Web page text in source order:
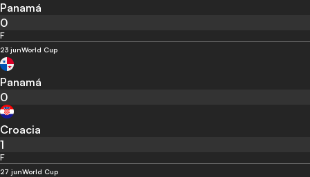
Panamá
0
F
23 junWorld Cup
Panamá
0
Croacia
1
F
27 junWorld Cup